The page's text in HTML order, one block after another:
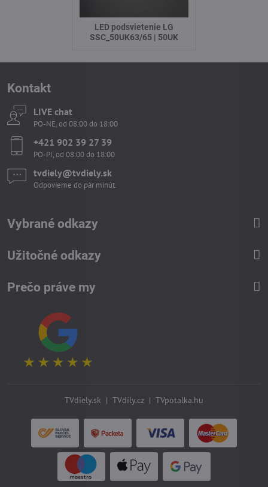
LED podsvietenie LG
SSC_50UK63/65 | 50UK
Kontakt
LIVE chat
PO-NE, od 08:00 do 18:00
+421 902 39 27 39
PO-PI, od 08:00 do 18:00
tvdiely​​@tvdiely​​.sk
Odpovieme do pár minút.
Vybrané odkazy
Užitočné odkazy
Prečo práve my
TVdiely.sk | TVdíly.cz | TVpotalka.hu